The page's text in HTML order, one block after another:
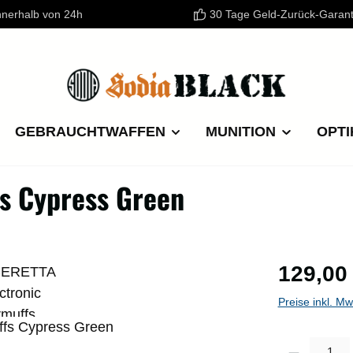
von 24h 30 Tage Geld-Zurück-
GEBRAUCHTWAFFEN MUNITION
Cypress Green
Regulärer
129,00
Preise inkl.